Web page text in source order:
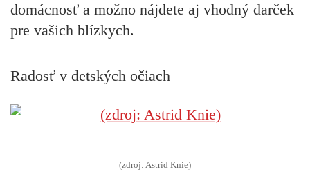
domácnosť a možno nájdete aj vhodný darček
pre vašich blízkych.
Radosť v detských očiach
(zdroj: Astrid Knie)